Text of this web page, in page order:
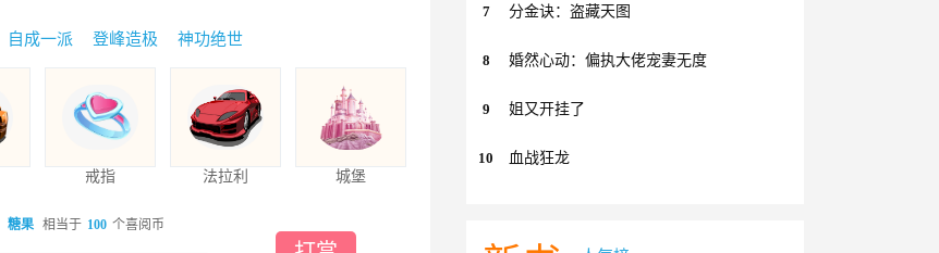
自成一派 登峰造极 神功绝世
戒指 法拉利 城堡
糖果 相当于 100 个喜阅币
7 分金诀：盗藏天图
8 婚然心动：偏执大佬宠妻无度
9 姐又开挂了
10 血战狂龙